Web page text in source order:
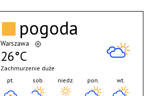
pogoda
Warszawa
26°C
Zachmurzenie duże
pt.
sob. niedz. pon. wt.